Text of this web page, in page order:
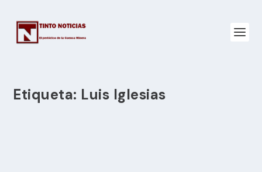
Etiqueta: Luis Iglesias